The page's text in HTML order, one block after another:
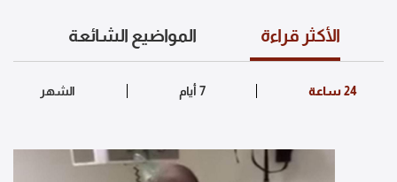
الأكثر قراءة المواضيع الشائعة